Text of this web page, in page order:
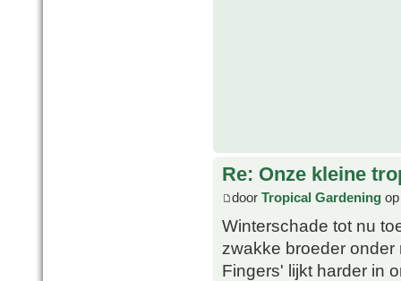
Re: Onze kleine
door Tropical Gardening
Winterschade tot nu
zwakke broeder
Fingers' lijkt harder in